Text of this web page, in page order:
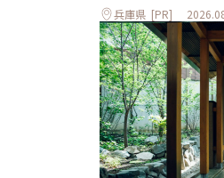
兵庫県 [PR]